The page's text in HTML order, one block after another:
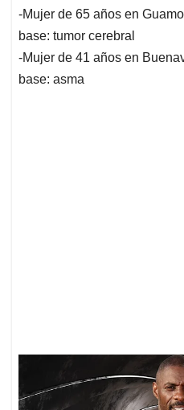
-Mujer de 65 años en
base: tumor cerebral
-Mujer de 41 años en
base: asma